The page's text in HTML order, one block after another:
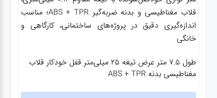
قلاب مغناطیسی و بدنه ضربه‌گیر ABS + TPR؛ مناسب
اندازه‌گیری دقیق در پروژه‌های ساختمانی، کارگاهی و
خانگی
طول 7.5 متر عرض تیغه 25 میلی‌متر قفل خودکار قلاب
مغناطیسی بدنه ABS + TPR